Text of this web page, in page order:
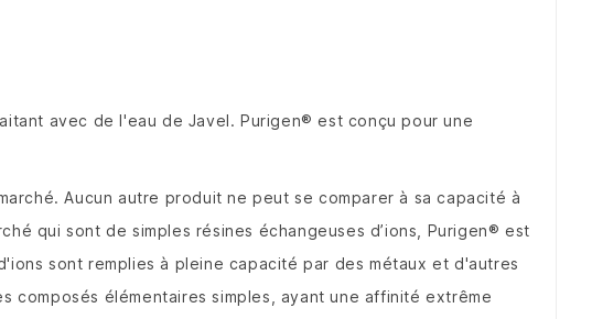
avec de l'eau de Javel. Purigen® est conçu pour une
Aucun autre produit ne peut se comparer à sa capacité à
qui sont de simples résines échangeuses d’ions, Purigen® est
sont remplies à pleine capacité par des métaux et d'autres
composés élémentaires simples, ayant une affinité extrême